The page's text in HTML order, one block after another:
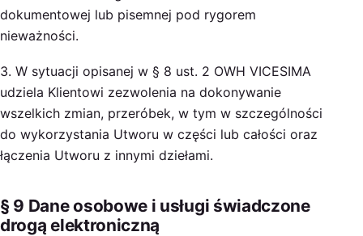
dokumentowej lub pisemnej pod rygorem
nieważności.
3. W sytuacji opisanej w § 8 ust. 2 OWH VICESIMA
udziela Klientowi zezwolenia na dokonywanie
wszelkich zmian, przeróbek, w tym w szczególności
do wykorzystania Utworu w części lub całości oraz
łączenia Utworu z innymi dziełami.
§ 9 Dane osobowe i usługi świadczone
drogą elektroniczną